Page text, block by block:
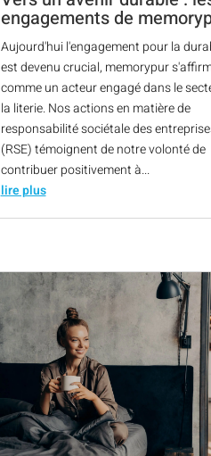
engagements de
Aujourd'hui l'engagement pour la
est devenu crucial, memorypur
comme un acteur engagé dans le
la literie. Nos actions en matière de
responsabilité sociétale des
(RSE) témoignent de notre volonté de
contribuer positivement à...
lire plus